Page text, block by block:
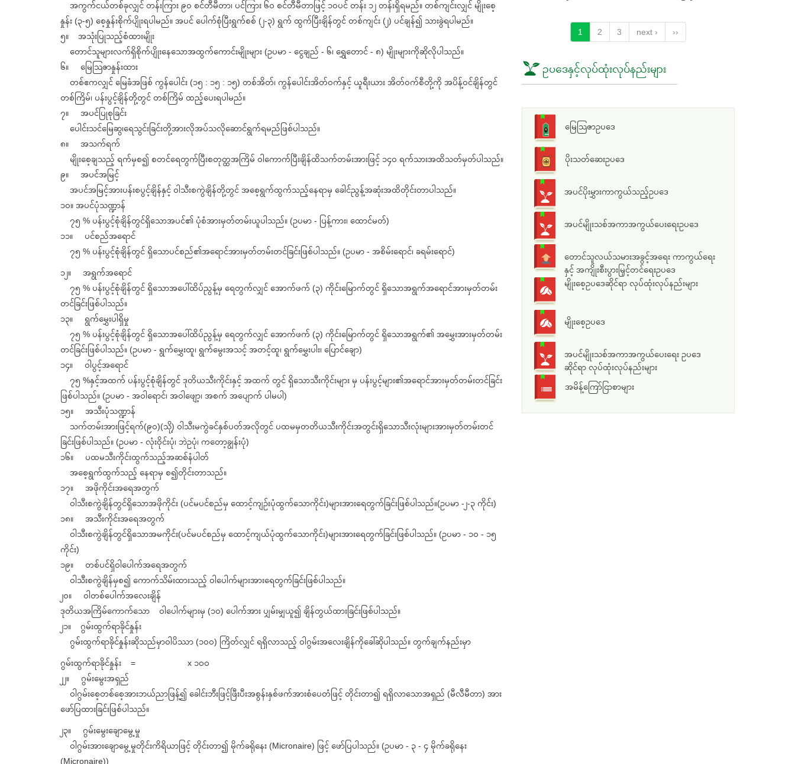
အကွက်ငယ်တစ်ခုလျှင် တန်းကြား ၉၀ စင်တီမီတာ၊ ပင်ကြား ၆၀ စင်တီမီတာဖြင့် ၁၀ပင် တန်း ၁၂ တန်းရှိရမည်။ တစ်ကျင်းလျှင် မျိုးစေ့
နှုန်း (၃-၅) စေ့နှုန်းစိုက်ပျိုးရပါမည်။ အပင် ပေါက်စုံပြီးရွက်စစ် (၂-၃) ရွက် ထွက်ပြီးချိန်တွင် တစ်ကျင်း (၂) ပင်ချန်၍ သားခွဲရပါမည်။
၅။ အသုံးပြုသည့်စံထားမျိုး
တောင်သူများလက်ရှိစိုက်ပျိုးနေသောအထွက်ကောင်းမျိုးများ (ဥပမာ - ငွေချည် - ၆၊ ရွှေတောင် - ၈) မျိုးများကိုဆိုလိုပါသည်။
၆။ မြေသြဇာနှုန်းထား
တစ်ဧကလျှင် မြေခံအဖြစ် ကွန်ပေါင်း (၁၅ : ၁၅ : ၁၅) တစ်အိတ်၊ ကွန်ပေါင်းအိတ်၀က်နှင့် ယူရီးယား အိတ်၀က်စီတို့ကို အပိန့်၀င်ချိန်တွင်
တစ်ကြိမ်၊ ပန်းပွင့်ချိန်တို့တွင် တစ်ကြိမ် ထည့်ပေးရပါမည်။
၇။ အပင်ပြုစုခြင်း
ပေါင်းသင်မြေဆွ၊ရေသွင်းခြင်းတို့အားလိုအပ်သလိုဆောင်ရွက်ရမည်ဖြစ်ပါသည်။
၈။ အသက်ရက်
မျိုးစေ့ချသည့် ရက်မှစ၍ စတင်ရေတွက်ပြီးစတုတ္ထအကြိမ် ဝါကောက်ပြီးချိန်ထိသက်တမ်းအားဖြင့် ၁၄၀ ရက်သားအထိသတ်မှတ်ပါသည်။
၉။ အပင်အမြင့်
အပင်အမြင့်အားပန်းစပွင့်ချိန်နှင့် ဝါသီးစကွဲချိန်တို့တွင် အစေ့ရွက်ထွက်သည့်နေရာမှ ခေါင်ညွန့်အဆုံးအထိတိုင်းတာပါသည်။
၁၀။ အပင်ပုံသဏ္ဍာန်
၇၅ % ပန်းပွင့်စုံချိန်တွင်ရှိသောအပင်၏ ပုံစံအားမှတ်တမ်းယူပါသည်။ (ဥပမာ - ပြန့်ကား၊ ထောင်မတ်)
၁၁။ ပင်စည်အရောင်
၇၅ % ပန်းပွင့်စုံချိန်တွင် ရှိသောပင်စည်၏အရောင်အားမှတ်တမ်းတင်ခြင်းဖြစ်ပါသည်။ (ဥပမာ - အစိမ်းရောင်၊ ခရမ်းရောင်)
၁၂။ အရွက်အရောင်
၇၅ % ပန်းပွင့်စုံချိန်တွင် ရှိသောအပေါ်ထိပ်ညွန့်မှ ရေတွက်လျှင် အောက်ဖက် (၃) ကိုင်းမြောက်တွင် ရှိသောအရွက်အရောင်အားမှတ်တမ်း
တင်ခြင်းဖြစ်ပါသည်။
၁၃။ ရွက်မွှေးပါရှိမှု
၇၅ % ပန်းပွင့်စုံချိန်တွင် ရှိသောအပေါ်ထိပ်ညွန့်မှ ရေတွက်လျှင် အောက်ဖက် (၃) ကိုင်းမြောက်တွင် ရှိသောအရွက်၏ အမွှေးအားမှတ်တမ်း
တင်ခြင်းဖြစ်ပါသည်။ (ဥပမာ - ရွက်မွှေးထူ၊ ရွက်မွေးအသင့် အတင့်ထူ၊ ရွက်မွှေးပါး၊ ပြောင်ချော)
၁၄။ ဝါပွင့်အရောင်
၇၅ %နှင့်အထက် ပန်းပွင့်စုံချိန်တွင် ဒုတိယသီးကိုင်းနှင့် အထက် တွင် ရှိသောသီးကိုင်းများ မှ ပန်းပွင့်များ၏အရောင်အားမှတ်တမ်းတင်ခြင်း
ဖြစ်ပါသည်။ (ဥပမာ - အဝါရောင်၊ အဝါဖျော့၊ အစက် အပျောက် ပါမပါ)
၁၅။ အသီးပုံသဏ္ဍာန်
သက်တမ်းအားဖြင့်ရက်(၉၀)(သို့) ဝါသီးမကွဲခင်နှစ်ပတ်အလိုတွင် ပထမမှတတိယသီးကိုင်းအတွင်းရှိသောသီးလုံးများအားမှတ်တမ်းတင်
ခြင်းဖြစ်ပါသည်။ (ဥပမာ - လုံးဝိုင်းပုံ၊ ဘဲဥပုံ၊ ကတော့ချွန်းပုံ)
၁၆။ ပထမသီးကိုင်းထွက်သည့်အဆစ်နံပါတ်
အစေ့ရွက်ထွက်သည့် နေရာမှ စ၍တိုင်းတာသည်။
၁၇။ အဖိုကိုင်းအရေအတွက်
ဝါသီးစကွဲချိန်တွင်ရှိသောအဖိုကိုင်း (ပင်မပင်စည်မှ ထောင့်ကျဉ်းပုံထွက်သောကိုင်း)များအားရေတွက်ခြင်းဖြစ်ပါသည်။(ဥပမာ -၂-၃ ကိုင်း)
၁၈။ အသီးကိုင်းအရေအတွက်
ဝါသီးစကွဲချိန်တွင်ရှိသောအမကိုင်း(ပင်မပင်စည်မှ ထောင့်ကျယ်ပုံထွက်သောကိုင်း)များအားရေတွက်ခြင်းဖြစ်ပါသည်။ (ဥပမာ - ၁၀ - ၁၅
ကိုင်း)
၁၉။ တစ်ပင်ရှိဝါပေါက်အရေအတွက်
ဝါသီးစကွဲချိန်မှစ၍ ကောက်သိမ်းထားသည့် ဝါပေါက်များအားရေတွက်ခြင်းဖြစ်ပါသည်။
၂၀။ ဝါတစ်ပေါက်အလေးချိန်
ဒုတိယအကြိမ်ကောက်သော ဝါပေါက်များမှ (၁၀) ပေါက်အား ပျှမ်းမျှယူ၍ ချိန်တွယ်ထားခြင်းဖြစ်ပါသည်။
၂၁။ ဂွမ်းထွက်ရာခိုင်နှုန်း
ဂွမ်းထွက်ရာခိုင်နှုန်းဆိုသည်မှာဝါပိဿာ (၁၀၀) ကြိတ်လျှင် ရရှိလာသည့် ဝါဂွမ်းအလေးချိန်ကိုခေါ်ဆိုပါသည်။ တွက်ချက်နည်းမှာ
ဂွမ်းထွက်ရာခိုင်နှုန်း = x ၁၀၀
၂၂။ ဂွမ်းမွေးအရှည်
ဝါဂွမ်းစေ့တစ်စေ့အားဘယ်ညာဖြန့်၍ ခေါင်းဘီးဖြင့်ဖြီးပီးအစွန်းနှစ်ဖက်အားစံပေတံဖြင့် တိုင်းတာ၍ ရရှိလာသောအရှည် (မီလီမီတာ) အား
ဖော်ပြထားခြင်းဖြစ်ပါသည်။
၂၃။ ဂွမ်းမွေးချောမွေ့မှု
ဝါဂွမ်းအားချောမွေ့မှုတိုင်းကိရိယာဖြင့် တိုင်းတာ၍ မိုက်ခရိုနေး (Micronaire) ဖြင့် ဖော်ပြပါသည်။ (ဥပမာ - ၃ - ၄ မိုက်ခရိုနေး
(Micronaire))
1 2 3 next › ››
ဥပဒေနှင့်လုပ်ထုံးလုပ်နည်းများ
မြေသြဇာဥပဒေ
ပိုးသတ်ဆေးဥပဒေ
အပင်ပိုးမွှားကာကွယ်သည့်ဥပဒေ
အပင်မျိုးသစ်အကာအကွယ်ပေးရေးဥပဒေ
တောင်သူလယ်သမားအခွင့်အရေး ကာကွယ်ရေး
နှင့် အကျိုးစီးပွားမြှင့်တင်ရေးဥပဒေ
မျိုးစေ့ဥပဒေဆိုင်ရာ လုပ်ထုံးလုပ်နည်းများ
မျိုးစေ့ဥပဒေ
အပင်မျိုးသစ်အကာအကွယ်ပေးရေး ဥပဒေ
ဆိုင်ရာ လုပ်ထုံးလုပ်နည်းများ
အမိန့်ကြော်ငြာစာများ